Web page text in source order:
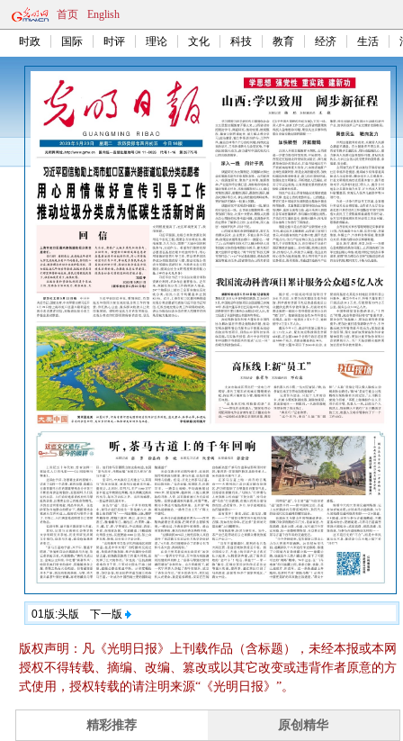
首页 English
时政 国际 时评 理论 文化 科技 教育 经济 生活
01版:头版 下一版
版权声明：凡《光明日报》上刊载作品（含标题），未经本报或本网
授权不得转载、摘编、改编、篡改或以其它改变或违背作者原意的方
式使用，授权转载的请注明来源“《光明日报》”。